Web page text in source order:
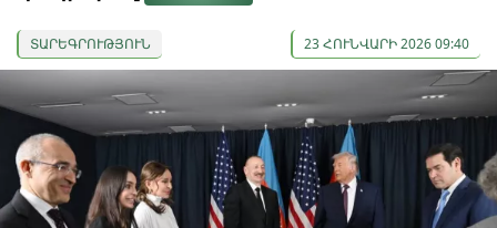
ՏԱՐԵԳՐՈՒԹՅՈՒՆ 23 ՀՈՒՆՎԱՐԻ 2026 09:40